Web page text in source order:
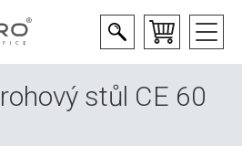
stůl CE 60